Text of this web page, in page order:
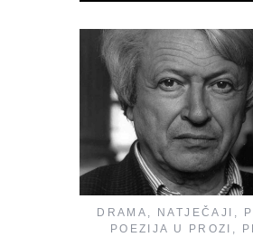
DRAMA NATJEČAJI
POEZIJA U PROZI